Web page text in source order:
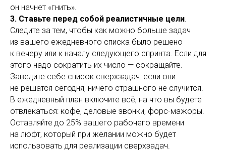
он начнет «гнить».
3. Ставьте перед собой реалистичные цели.
Следите за тем, чтобы как можно больше задач
из вашего ежедневного списка было решено
к вечеру или к началу следующего спринта. Если для
этого надо сократить их число — сокращайте.
Заведите себе список сверхзадач: если они
не решатся сегодня, ничего страшного не случится.
В ежедневный план включите всё, на что вы будете
отвлекаться: кофе, деловые звонки, форс-мажоры.
Оставляйте до 25% вашего рабочего времени
на люфт, который при желании можно будет
использовать для реализации сверхзадач.